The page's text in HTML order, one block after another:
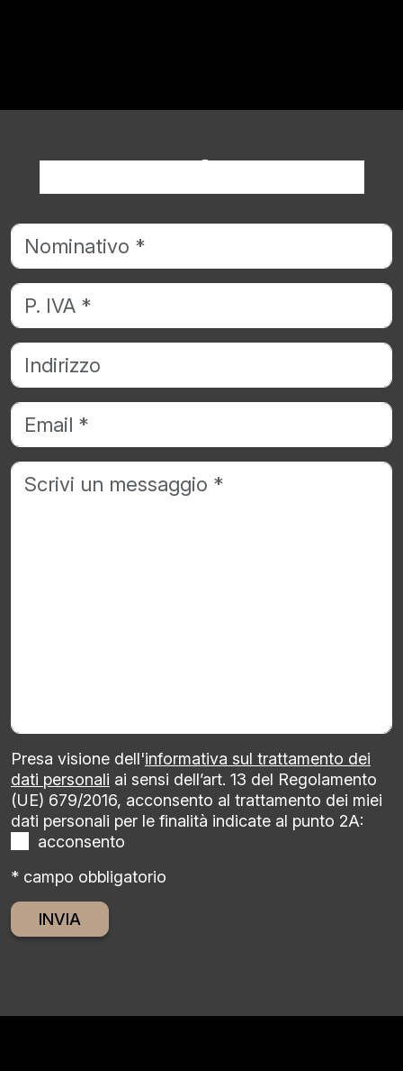
Richiedi informazioni
Presa visione dell'informativa sul trattamento dei
dati personali ai sensi dell’art. 13 del Regolamento
(UE) 679/2016, acconsento al trattamento dei miei
dati personali per le finalità indicate al punto 2A:
acconsento
* campo obbligatorio